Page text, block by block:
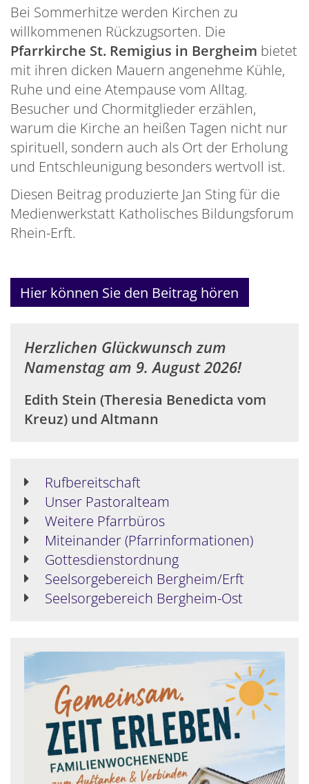
Bei Sommerhitze werden Kirchen zu
willkommenen Rückzugsorten. Die
Pfarrkirche St. Remigius in Bergheim bietet
mit ihren dicken Mauern angenehme Kühle,
Ruhe und eine Atempause vom Alltag.
Besucher und Chormitglieder erzählen,
warum die Kirche an heißen Tagen nicht nur
spirituell, sondern auch als Ort der Erholung
und Entschleunigung besonders wertvoll ist.
Diesen Beitrag produzierte Jan Sting für die
Medienwerkstatt Katholisches Bildungsforum
Rhein-Erft.
Hier können Sie den Beitrag hören
Herzlichen Glückwunsch zum
Namenstag am 9. August 2026!
Edith Stein (Theresia Benedicta vom
Kreuz) und Altmann
Rufbereitschaft
Unser Pastoralteam
Weitere Pfarrbüros
Miteinander (Pfarrinformationen)
Gottesdienstordnung
Seelsorgebereich Bergheim/Erft
Seelsorgebereich Bergheim-Ost